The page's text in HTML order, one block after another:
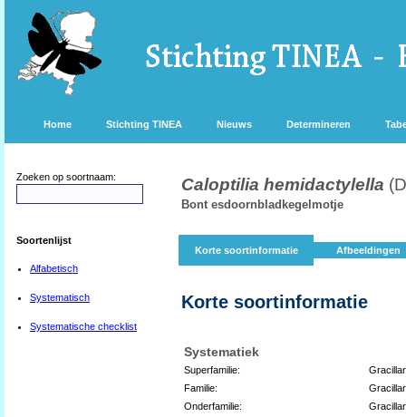
Home Stichting TINEA Nieuws Determineren
Zoeken op soortnaam:
Soortenlijst
Alfabetisch
Systematisch
Systematische checklist
Caloptilia hemidactylella
Bont esdoornbladkegelmotje
Korte soortinformatie Afbeeldingen
Korte soortinformatie
Systematiek
Superfamilie:
Familie:
Onderfamilie: